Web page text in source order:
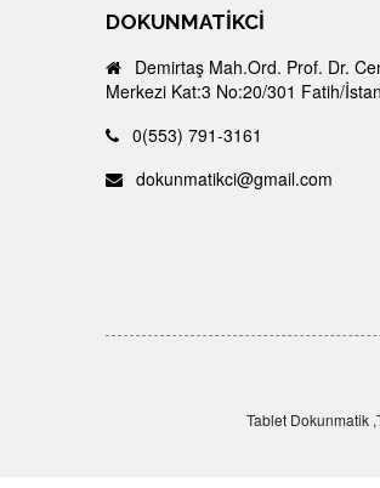
DOKUNMATIKCI
Demirtaş Mah.Ord. Prof. Dr.
Merkezi Kat:3 No:20/301 Fatih/
0(553) 791-3161
dokunmatikci@gmail.com
Tablet Dokunmatik